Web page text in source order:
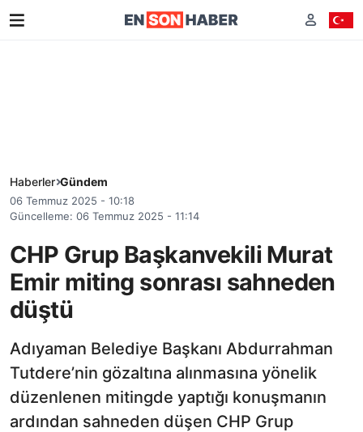
Haberler Gündem
06 Temmuz 2025 - 10:18
Güncelleme: 06 Temmuz 2025 - 11:14
CHP Grup Başkanvekili Murat
Emir miting sonrası sahneden
düştü
Adıyaman Belediye Başkanı Abdurrahman
Tutdere’nin gözaltına alınmasına yönelik
düzenlenen mitingde yaptığı konuşmanın
ardından sahneden düşen CHP Grup